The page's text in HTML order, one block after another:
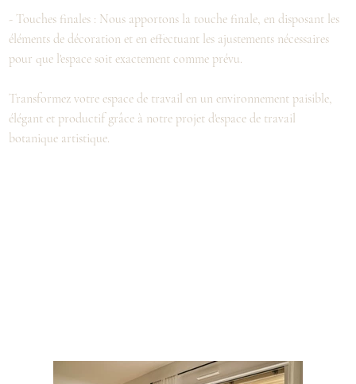
- Touches finales : Nous apportons la touche finale, en disposant les
éléments de décoration et en effectuant les ajustements nécessaires
pour que l'espace soit exactement comme prévu.
Transformez votre espace de travail en un environnement paisible,
élégant et productif grâce à notre projet d'espace de travail
botanique artistique.